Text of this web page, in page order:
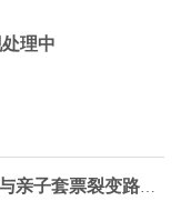
理中
采摘园拓客效果差怎么办？门票分销与亲子套票裂变路径解析